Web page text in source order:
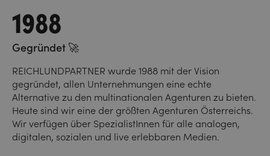
1988
Gegründet 🚀
REICHLUNDPARTNER wurde 1988 mit der Vision
gegründet, allen Unternehmungen eine echte
Alternative zu den multinationalen Agenturen zu bieten.
Heute sind wir eine der größten Agenturen Österreichs.
Wir verfügen über SpezialistInnen für alle analogen,
digitalen, sozialen und live erlebbaren Medien.